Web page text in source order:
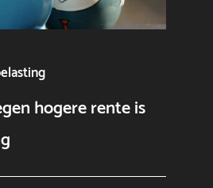
hogere rente is